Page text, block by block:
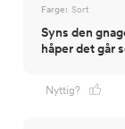
Farge: Sort
Syns den
håper det går
Nyttig?